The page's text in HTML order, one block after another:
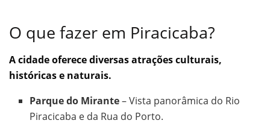
O que fazer em Piracicaba?
A cidade oferece diversas atrações culturais,
históricas e naturais.
Parque do Mirante– Vista panorâmica do Rio
Piracicaba e da Rua do Porto.